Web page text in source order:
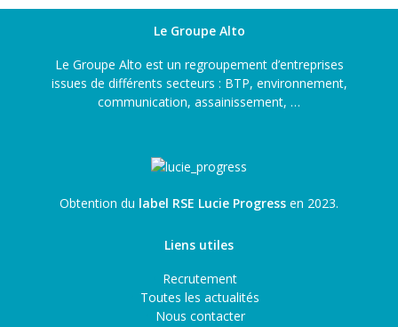
Le Groupe Alto
Le Groupe Alto est un regroupement d’entreprises
issues de différents secteurs : BTP, environnement,
communication, assainissement, …
Obtention du label RSE Lucie Progress en 2023.
Liens utiles
Recrutement
Toutes les actualités
Nous contacter